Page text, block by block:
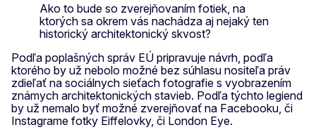
Ako to bude so zverejňovaním fotiek, na
ktorých sa okrem vás nachádza aj nejaký ten
historický architektonický skvost?
Podľa poplašných správ EÚ pripravuje návrh, podľa
ktorého by už nebolo možné bez súhlasu nositeľa práv
zdieľať na sociálnych sieťach fotografie s vyobrazením
známych architektonických stavieb. Podľa týchto legiend
by už nemalo byť možné zverejňovať na Facebooku, či
Instagrame fotky Eiffelovky, či London Eye.